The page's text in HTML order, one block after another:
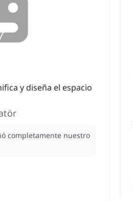
y diseña el espacio
completamente nuestro